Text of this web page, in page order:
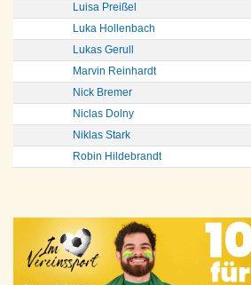
Luisa Preißel
Luka Hollenbach
Lukas Gerull
Marvin Reinhardt
Nick Bremer
Niclas Dolny
Niklas Stark
Robin Hildebrandt